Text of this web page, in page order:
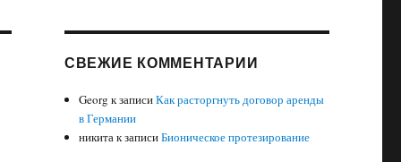
СВЕЖИЕ КОММЕНТАРИИ
Georg к записиКак расторгнуть договор аренды
в Германии
никитак записиБионическое протезирование